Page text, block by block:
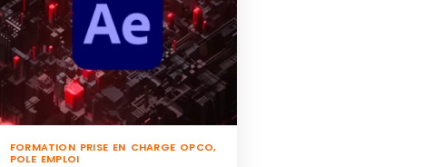
FORMATION PRISE EN CHARGE OPCO,
POLE EMPLOI